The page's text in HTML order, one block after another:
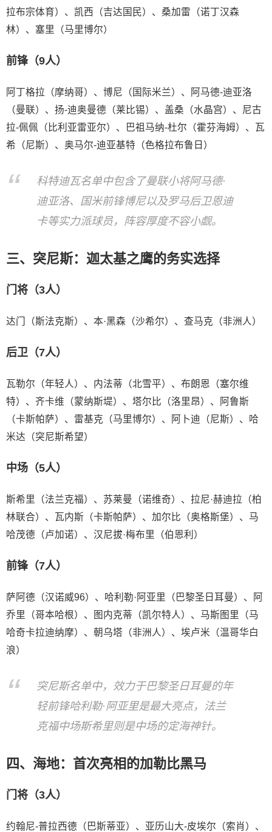
拉布宗体育）、凯西（吉达国民）、桑加雷（诺丁汉森
林）、塞里（马里博尔）
前锋（9人）
阿丁格拉（摩纳哥）、博尼（国际米兰）、阿马德-迪亚洛
（曼联）、扬-迪奥曼德（莱比锡）、盖桑（水晶宫）、尼古
拉-佩佩（比利亚雷亚尔）、巴祖马纳-杜尔（霍芬海姆）、瓦
希（尼斯）、奥马尔-迪亚基特（色格拉布鲁日）
科特迪瓦名单中包含了曼联小将阿马德·
迪亚洛、国米前锋博尼以及罗马后卫恩迪
卡等实力派球员，阵容厚度不容小觑。
三、突尼斯：迦太基之鹰的务实选择
门将（3人）
达门（斯法克斯）、本·黑森（沙希尔）、查马克（非洲人）
后卫（7人）
瓦勒尔（年轻人）、内法蒂（北雪平）、布朗恩（塞尔维
特）、齐卡维（蒙纳斯堤）、塔尔比（洛里昂）、阿鲁斯
（卡斯帕萨）、雷基克（马里博尔）、阿卜迪（尼斯）、哈
米达（突尼斯希望）
中场（5人）
斯希里（法兰克福）、苏莱曼（诺维奇）、拉尼·赫迪拉（柏
林联合）、瓦内斯（卡斯帕萨）、加尔比（奥格斯堡）、马
哈茂德（卢加诺）、汉尼拔·梅布里（伯恩利）
前锋（7人）
萨阿德（汉诺威96）、哈利勒·阿亚里（巴黎圣日耳曼）、阿
乔里（哥本哈根）、图内克蒂（凯尔特人）、马斯图里（马
哈奇卡拉迪纳摩）、朝乌塔（非洲人）、埃卢米（温哥华白
浪）
突尼斯名单中，效力于巴黎圣日耳曼的年
轻前锋哈利勒·阿亚里是最大亮点，法兰
克福中场斯希里则是中场的定海神针。
四、海地：首次亮相的加勒比黑马
门将（3人）
约翰尼-普拉西德（巴斯蒂亚）、亚历山大-皮埃尔（索肖）、